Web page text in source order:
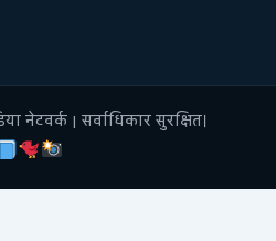
नेटवर्क | सर्वाधिकार सुरक्षित।